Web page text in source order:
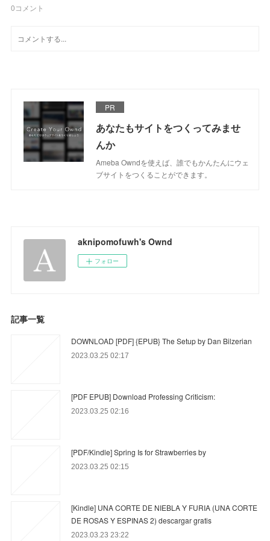
0コメント
PR
あなたもサイトをつくってみませ
んか
Ameba Owndを使えば、誰でもかんたんにウェ
ブサイトをつくることができます。
aknipomofuwh's Ownd
フォロー
記事一覧
DOWNLOAD [PDF] {EPUB} The Setup by Dan Bilzerian
2023.03.25 02:17
[PDF EPUB] Download Professing Criticism:
2023.03.25 02:16
[PDF/Kindle] Spring Is for Strawberries by
2023.03.25 02:15
[Kindle] UNA CORTE DE NIEBLA Y FURIA (UNA CORTE
DE ROSAS Y ESPINAS 2) descargar gratis
2023.03.23 23:22